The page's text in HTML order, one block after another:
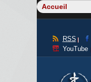
RSS
YouTube